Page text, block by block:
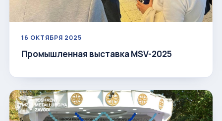
16 ОКТЯБРЯ 2025
Промышленная выставка MSV-2025